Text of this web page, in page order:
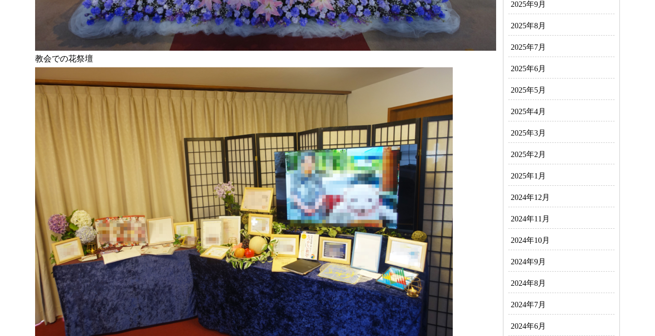
教会での花祭壇
2025年9月
2025年8月
2025年7月
2025年6月
2025年5月
2025年4月
2025年3月
2025年2月
2025年1月
2024年12月
2024年11月
2024年10月
2024年9月
2024年8月
2024年7月
2024年6月